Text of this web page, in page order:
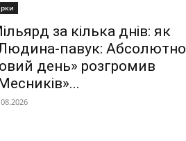
за кілька днів: як
павук: Абсолютно
день» розгромив